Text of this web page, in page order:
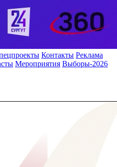
Контакты Реклама
Мероприятия Выборы-2026